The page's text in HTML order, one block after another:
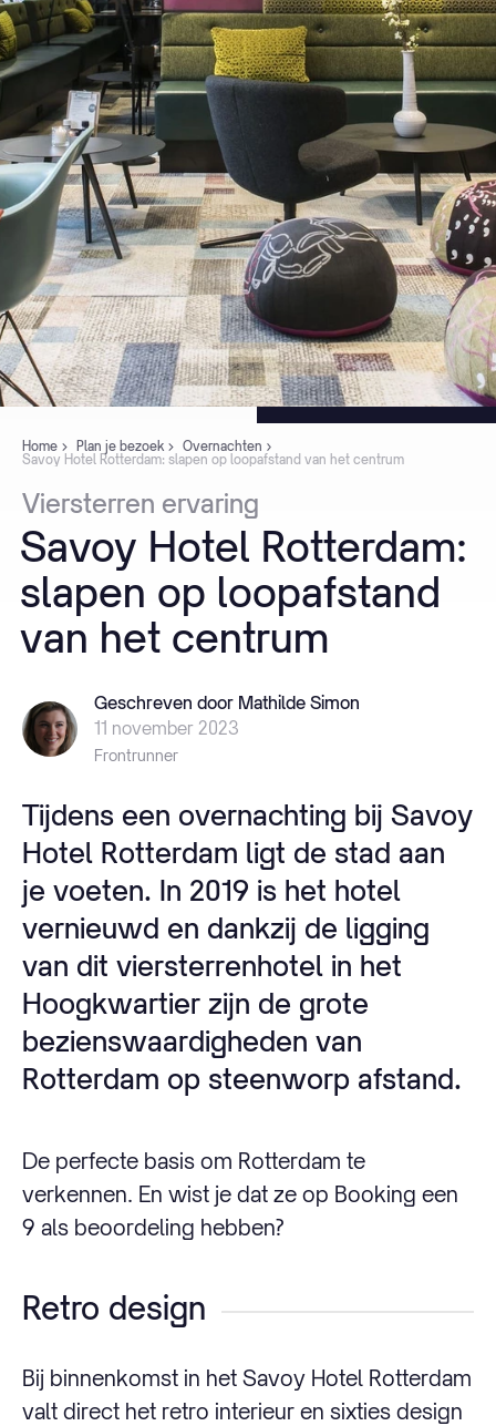
Home Plan je bezoek
Overnachten
Savoy Hotel Rotterdam: slapen op loopafstand van het centrum
Viersterren ervaring
Savoy Hotel Rotterdam:
slapen op loopafstand
van het centrum
Geschreven door Mathilde Simon
11 november 2023
Frontrunner
Tijdens een overnachting bij Savoy
Hotel Rotterdam ligt de stad aan
je voeten. In 2019 is het hotel
vernieuwd en dankzij de ligging
van dit viersterrenhotel in het
Hoogkwartier zijn de grote
bezienswaardigheden van
Rotterdam op steenworp afstand.
De perfecte basis om Rotterdam te
verkennen. En wist je dat ze op Booking een
9 als beoordeling hebben?
Retro design
Bij binnenkomst in het Savoy Hotel Rotterdam
valt direct het retro interieur en sixties design